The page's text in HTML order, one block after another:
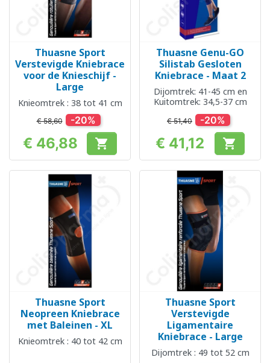
Thuasne Sport
Verstevigde Kniebrace
voor de Knieschijf -
Large
Knieomtrek : 38 tot 41 cm
€ 58,60 -20%
Prijs
€ 46,88 
Thuasne Genu-GO
Silistab Gesloten
Kniebrace - Maat 2
Dijomtrek: 41-45 cm en
Kuitomtrek: 34,5-37 cm
€ 51,40 -20%
Prijs
€ 41,12 
Thuasne Sport
Neopreen Kniebrace
met Baleinen - XL
Knieomtrek : 40 tot 42 cm
Thuasne Sport
Verstevigde
Ligamentaire
Kniebrace - Large
Dijomtrek : 49 tot 52 cm